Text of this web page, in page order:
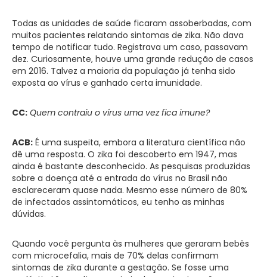
Todas as unidades de saúde ficaram assoberbadas, com
muitos pacientes relatando sintomas de zika. Não dava
tempo de notificar tudo. Registrava um caso, passavam
dez. Curiosamente, houve uma grande redução de casos
em 2016. Talvez a maioria da população já tenha sido
exposta ao vírus e ganhado certa imunidade.
CC: Quem contraiu o vírus uma vez fica imune?
ACB: É uma suspeita, embora a literatura científica não
dê uma resposta. O zika foi descoberto em 1947, mas
ainda é bastante desconhecido. As pesquisas produzidas
sobre a doença até a entrada do vírus no Brasil não
esclareceram quase nada. Mesmo esse número de 80%
de infectados assintomáticos, eu tenho as minhas
dúvidas.
Quando você pergunta às mulheres que geraram bebês
com microcefalia, mais de 70% delas confirmam
sintomas de zika durante a gestação. Se fosse uma